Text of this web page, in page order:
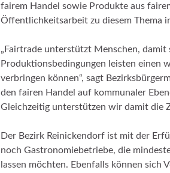
fairem Handel sowie Produkte aus
Öffentlichkeitsarbeit zu diesem Thema
„Fairtrade unterstützt Menschen,
Produktionsbedingungen leisten einen
verbringen können“, sagt
den fairen Handel auf kommunaler
Gleichzeitig unterstützen wir damit die
Der Bezirk Reinickendorf ist mit der
noch Gastronomiebetriebe, die
lassen möchten. Ebenfalls können sich